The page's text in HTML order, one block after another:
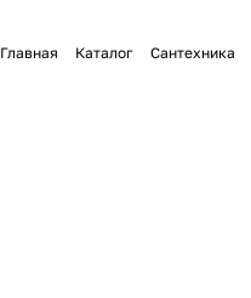
Главная Каталог Сантехника